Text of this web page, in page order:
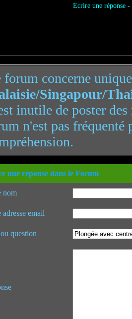
Ecrire une réponse-
forum concerne
Singapour/
inutile de poster
n'est pas
une réponse dans le Forum
nom
adresse email
question